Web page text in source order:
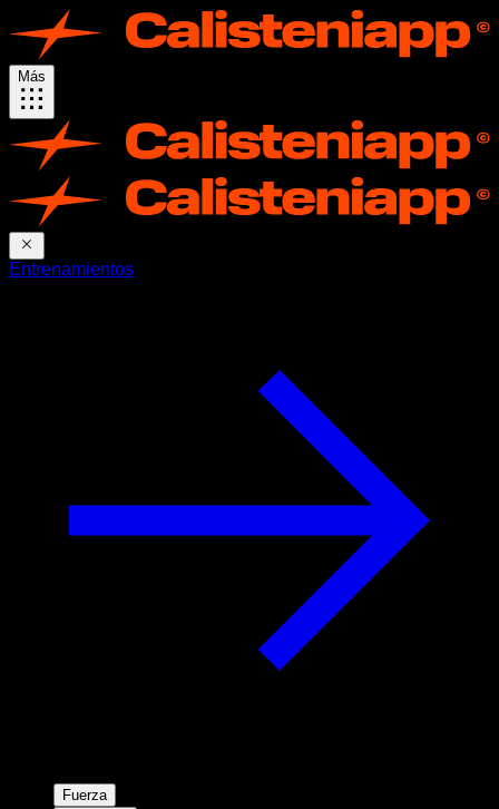
Más
Entrenamientos
Fuerza